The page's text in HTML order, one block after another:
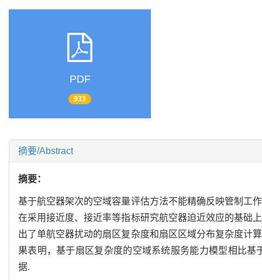
PDF
933
摘要/Abstract
摘要：
基于航空器架次的空域容量评估方法不能精确反映管制工
在采用接近度、接近率等指标研究航空器迫近效应的基础
出了单航空器扰动的扇区复杂度和扇区区域分布复杂度计
果表明，基于扇区复杂度的空域系统服务能力模型相比
据.